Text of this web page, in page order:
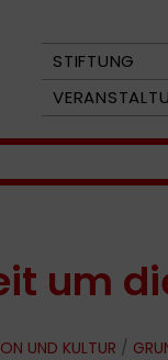
STIFTUNG
um
UND KULTUR /